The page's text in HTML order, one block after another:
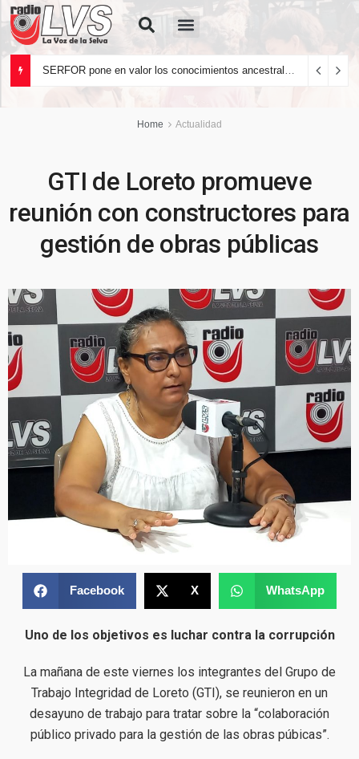
Home Actualidad
GTI de Loreto promueve
reunión con constructores para
gestión de obras públicas
Facebook X WhatsApp
Uno de los objetivos es luchar contra la corrupción
La mañana de este viernes los integrantes del Grupo de
Trabajo Integridad de Loreto (GTI), se reunieron en un
desayuno de trabajo para tratar sobre la “colaboración
público privado para la gestión de las obras púbicas”.